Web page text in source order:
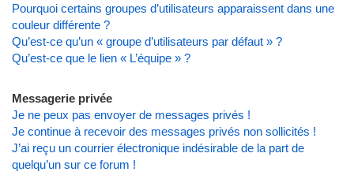
Pourquoi certains groupes d’utilisateurs apparaissent dans une
couleur différente ?
Qu’est-ce qu’un « groupe d’utilisateurs par défaut » ?
Qu’est-ce que le lien « L’équipe » ?
Messagerie privée
Je ne peux pas envoyer de messages privés !
Je continue à recevoir des messages privés non sollicités !
J’ai reçu un courrier électronique indésirable de la part de
quelqu’un sur ce forum !